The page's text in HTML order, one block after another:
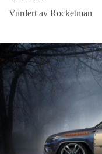
Vurdert av Rocketman